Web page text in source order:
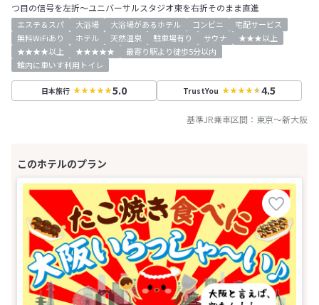
つ目の信号を左折～ユニバーサルスタジオ東を右折そのまま直進
エステ＆スパ 大浴場 大浴場があるホテル コンビニ
宅配サービス
無料WiFiあり
ホテル 天然温泉 駐車場有り サウナ
★★★以上
★★★★以上
★★★★★
最寄り駅より徒歩5分以内
館内に車いす利用トイレ
日本旅行 5.0 TrustYou 4.5
基準JR乗車区間： 東京～新大阪